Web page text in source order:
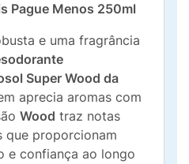
Pague Menos 250ml
e uma fragrância
Super Wood da
aprecia aromas com
Wood traz notas
que proporcionam
e confiança ao longo